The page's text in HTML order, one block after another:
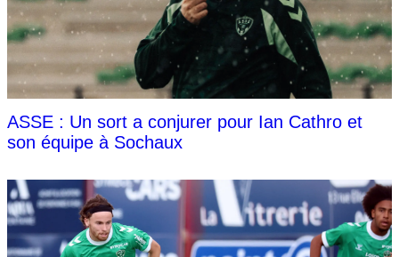
ASSE : Un sort a conjurer pour Ian Cathro et
son équipe à Sochaux